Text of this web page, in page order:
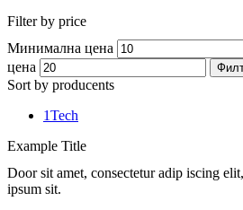
Filter by price
Минимална цена
цена
Sort by producents
1Tech
Example Title
Door sit amet, consectetur adip iscing
ipsum sit.